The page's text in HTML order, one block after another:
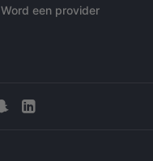
Word een provider